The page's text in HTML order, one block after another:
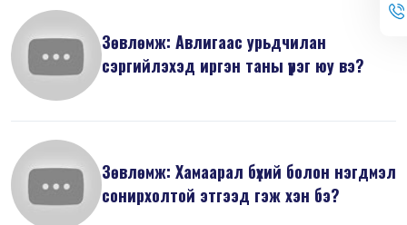
Зөвлөмж: Авлигаас урьдчилан
сэргийлэхэд иргэн таны үүрэг юу вэ?
Зөвлөмж: Хамаарал бүхий болон нэгдмэл
сонирхолтой этгээд гэж хэн бэ?